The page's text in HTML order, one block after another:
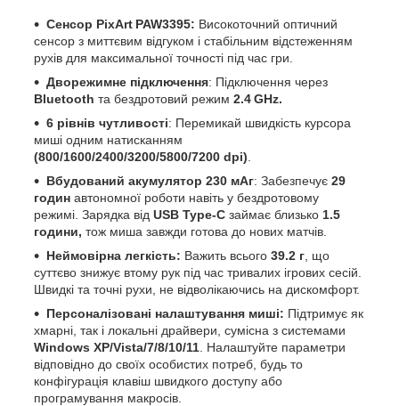
Сенсор PixArt PAW3395: Високоточний оптичний
сенсор з миттєвим відгуком і стабільним відстеженням
рухів для максимальної точності під час гри.
Дворежимне підключення: Підключення через
Bluetooth та бездротовий режим 2.4 GHz.
6 рівнів чутливості: Перемикай швидкість курсора
миші одним натисканням
(800/1600/2400/3200/5800/7200 dpi)
Вбудований акумулятор 230 мАг: Забезпечує 29
годин автономної роботи навіть у бездротовому
режимі. Зарядка від USB Type-C займає близько 1.5
години, тож миша завжди готова до нових матчів.
Неймовірна легкість: Важить всього 39.2 г , що
суттєво знижує втому рук під час тривалих ігрових сесій.
Швидкі та точні рухи, не відволікаючись на дискомфорт.
Персоналізовані налаштування миші: Підтримує як
хмарні, так і локальні драйвери, сумісна з системами
Windows XP/Vista/7/8/10/11 . Налаштуйте параметри
відповідно до своїх особистих потреб, будь то
конфігурація клавіш швидкого доступу або
програмування макросів.